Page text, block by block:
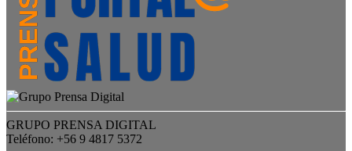
GRUPO PRENSA DIGITAL
Teléfono: +56 9 4817 5372